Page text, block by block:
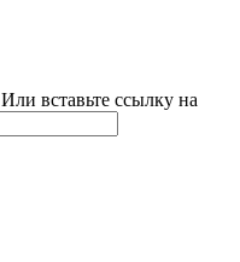
Или вставьте ссылку на